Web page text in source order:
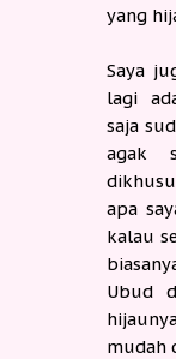
yang
Saya
lagi
saja
agak
apa
kalau
Ubud
mudah